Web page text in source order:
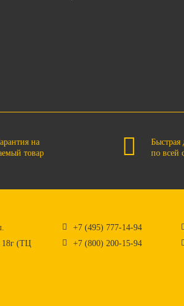
на
товар
Быстрая
по всей
18г (ТЦ
+7 (495) 777-14-94
+7 (800) 200-15-94